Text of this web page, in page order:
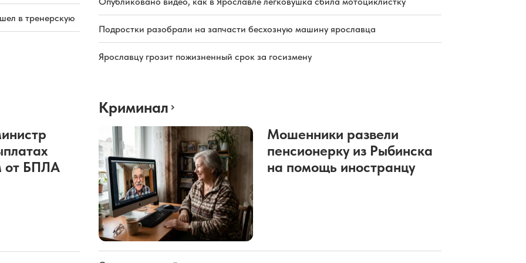
в тренерскую
Подростки разобрали на запчасти бесхозную машину ярославца
Ярославцу грозит пожизненный срок за госизмену
от БПЛА
Криминал
Мошенники развели
пенсионерку из Рыбинска
на помощь иностранцу